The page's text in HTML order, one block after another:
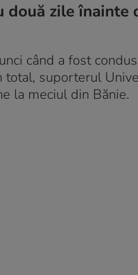
două zile înainte
când a fost
total, suporterul
la meciul din Bănie.